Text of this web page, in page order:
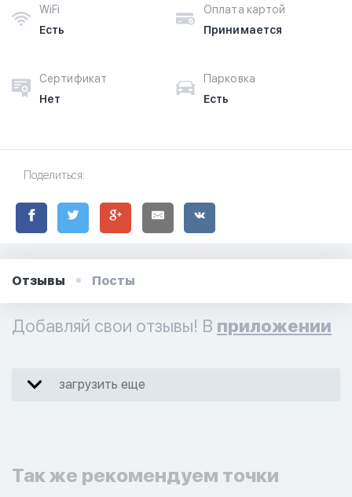
WiFi
Есть
Оплата картой
Принимается
Сертификат
Нет
Парковка
Есть
Поделиться:
Отзывы Посты
Добавляй свои отзывы! В приложении
загрузить еще
Так же рекомендуем точки